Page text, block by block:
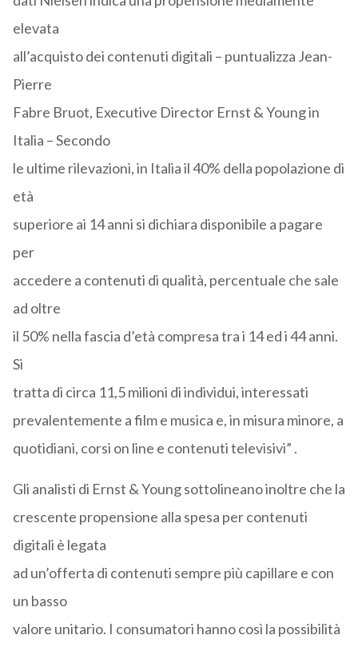
elevata
all’acquisto dei contenuti digitali – puntualizza Jean-
Pierre
Fabre Bruot, Executive Director Ernst & Young in
Italia – Secondo
le ultime rilevazioni, in Italia il 40% della popolazione di
età
superiore ai 14 anni si dichiara disponibile a pagare
per
accedere a contenuti di qualità, percentuale che sale
ad oltre
il 50% nella fascia d’età compresa tra i 14 ed i 44 anni.
Si
tratta di circa 11,5 milioni di individui, interessati
prevalentemente a film e musica e, in misura minore, a
quotidiani, corsi on line e contenuti televisivi” .
Gli analisti di Ernst & Young sottolineano inoltre che la
crescente propensione alla spesa per contenuti
digitali è legata
ad un’offerta di contenuti sempre più capillare e con
un basso
valore unitario. I consumatori hanno così la possibilità